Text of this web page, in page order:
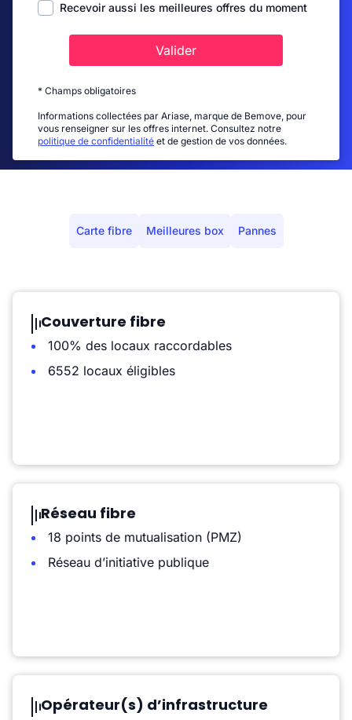
Recevoir aussi les meilleures offres du moment
Valider
* Champs obligatoires
Informations collectées par Ariase, marque de Bemove, pour
vous renseigner sur les offres internet. Consultez notre
politique de confidentialité et de gestion de vos données.
Carte fibre Meilleures box Pannes
Couverture fibre
100% des locaux raccordables
6552 locaux éligibles
Réseau fibre
18 points de mutualisation (PMZ)
Réseau d’initiative publique
Opérateur(s) d’infrastructure